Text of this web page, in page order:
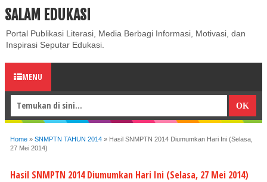
ABOUT CONTACT US
SALAM EDUKASI
Portal Publikasi Literasi, Media Berbagi Informasi, Motivasi, dan
Inspirasi Seputar Edukasi.
MENU
Home » SNMPTN TAHUN 2014 » Hasil SNMPTN 2014 Diumumkan Hari Ini (Selasa,
27 Mei 2014)
Hasil SNMPTN 2014 Diumumkan Hari Ini (Selasa, 27 Mei 2014)